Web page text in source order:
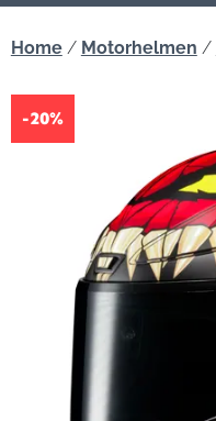
Home/ Motorhelmen /
-20%